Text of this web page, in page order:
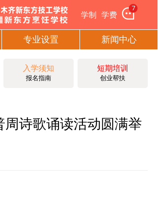
学制 学费
7
专业设置 新闻中心
入学须知
报名指南
短期培训
创业帮扶
诗歌诵读活动圆满举